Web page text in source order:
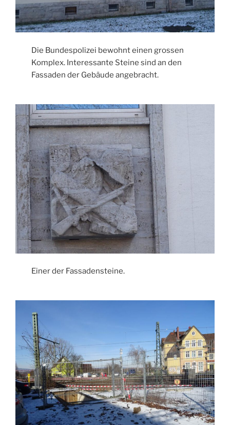
Die Bundespolizei bewohnt einen grossen
Komplex. Interessante Steine sind an den
Fassaden der Gebäude angebracht.
Einer der Fassadensteine.